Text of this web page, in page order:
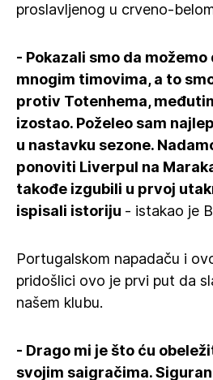
proslavljenog u crveno-
- Pokazali smo da možemo
mnogim timovima, a to
protiv Totenhema,
izostao. Poželeo sam
u nastavku sezone.
ponoviti Liverpul na
takođe izgubili u prvoj
ispisali istoriju - istakao je
Portugalskom napadaču i
pridošlici ovo je prvi put da
našem klubu.
- Drago mi je što ću
svojim saigračima.